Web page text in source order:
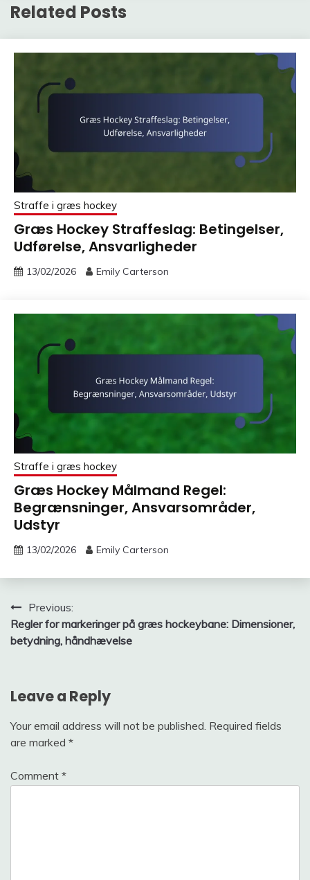
Related Posts
Straffe i græs hockey
Græs Hockey Straffeslag: Betingelser,
Udførelse, Ansvarligheder
13/02/2026 Emily Carterson
Straffe i græs hockey
Græs Hockey Målmand Regel:
Begrænsninger, Ansvarsområder,
Udstyr
13/02/2026 Emily Carterson
Post
navigation
Previous:
Regler for markeringer på græs hockeybane: Dimensioner,
betydning, håndhævelse
Leave a Reply
Your email address will not be published. Required fields
are marked *
Comment *